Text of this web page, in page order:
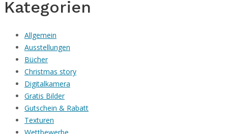
Kategorien
Allgemein
Ausstellungen
Bücher
Christmas story
Digitalkamera
Gratis Bilder
Gutschein & Rabatt
Texturen